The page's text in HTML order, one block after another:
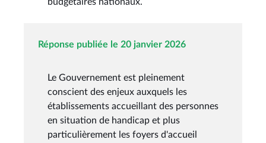
Réponse publiée le 20 janvier 2026
Le Gouvernement est pleinement
conscient des enjeux auxquels les
établissements accueillant des personnes
en situation de handicap et plus
particulièrement les foyers d'accueil